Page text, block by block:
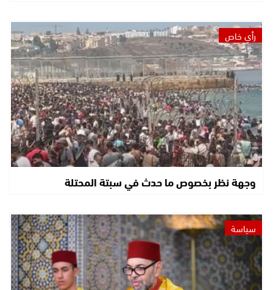
رأي خاص
وجهة نظر بخصوص ما حدث في سبتة المحتلة
سياسة